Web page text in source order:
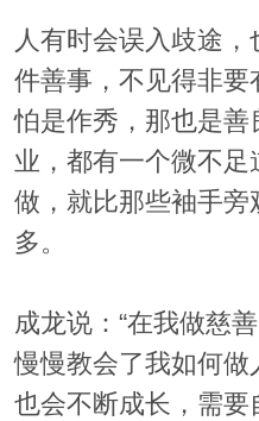
人有时会误入歧途
件善事，不见得非
怕是作秀，那也是
业，都有一个微不
做，就比那些袖手
多。
成龙说：“在我做慈
慢慢教会了我如何做
也会不断成长，需